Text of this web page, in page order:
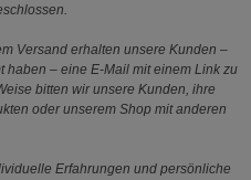
Versand erhalten unsere Kunden –
haben – eine E-Mail mit einem Link zu
bitten wir unsere Kunden, ihre
oder unserem Shop mit anderen
Erfahrungen und persönliche